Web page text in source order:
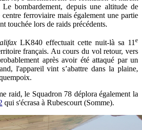
bombardement, depuis une altitude de
ferroviaire mais également une partie
touchée lors de raids précédents.
LK840 effectuait cette nuit-là sa 11e
français. Au cours du vol retour, vers
après avoir été attaqué par un
l'appareil vint s’abattre dans la plaine,
raid, le Squadron 78 déplora également la
qui s'écrasa à Rubescourt (Somme).